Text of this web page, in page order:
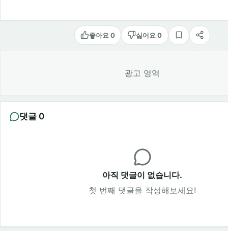
좋아요 0 싫어요 0
스크랩공유
광고 영역
댓글 0
아직 댓글이 없습니다.
첫 번째 댓글을 작성해보세요!